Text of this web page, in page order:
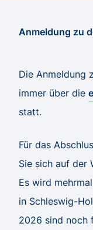
Anmeldung zu
Die Anmeldung
immer über die
statt.
Für das
Sie sich auf der
Es wird
in Schleswig-
2026 sind noch